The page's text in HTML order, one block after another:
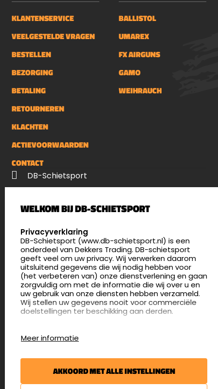
KLANTENSERVICE
VEELGESTELDE VRAGEN
BESTELLEN
BEZORGING
BETALING
RETOURNEREN
KLACHTEN
ACTIEVOORWAARDEN
CONTACT
BALLISTOL
UMAREX
FX AIRGUNS
GAMO
WEIHRAUCH
DB-Schietsport
5411 LX Zeeland
4.8
175 beoordelingen
info@db-schietsport.nl
Openingstijden
Dinsdag en donderdag: 13:00 - 17:00 én 18:00 - 21:00
uur
Afspraak maken
Nieuwsbrief
€5,- kortingsbon voor uw volgende bestelling.
WELKOM BIJ DB-SCHIETSPORT
SELECT LANGUAGE
Privacyverklaring
DB-Schietsport (www.db-schietsport.nl) is een
onderdeel van Dekkers Trading. DB-schietsport
geeft veel om uw privacy. Wij verwerken daarom
uitsluitend gegevens die wij nodig hebben voor
(het verbeteren van) onze dienstverlening en gaan
zorgvuldig om met de informatie die wij over u en
uw gebruik van onze diensten hebben verzameld.
Wij stellen uw gegevens nooit voor commerciële
doelstellingen ter beschikking aan derden.
website gebruiken en hoe effectief de Adwords-
advertenties van Dekkers trading bij Google
Meer informatie
AKKOORD MET ALLE INSTELLINGEN